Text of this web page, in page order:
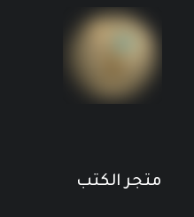
متجر الكتب